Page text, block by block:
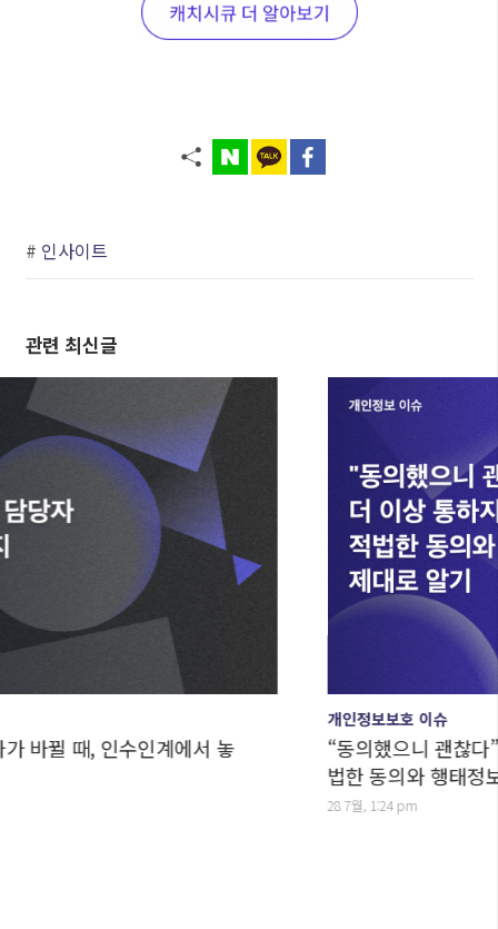
# 인사이트
관련 최신글
, 인수인계에서 놓
개인정보보호 이슈
“동의했으니 괜찮다”는 더
법한 동의와 행태정보, 제대
28 7월, 1:24 pm